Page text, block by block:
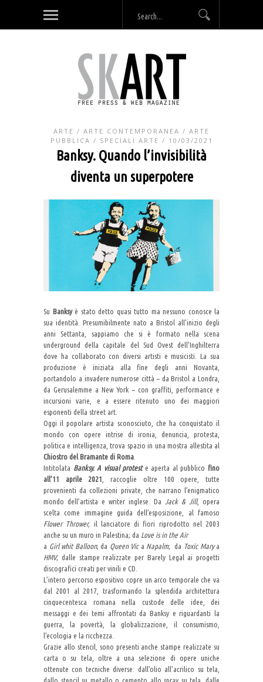
ARTE / ARTE CONTEMPORANEA / ARTE
PUBBLICA / SPECIALI ARTE / 10/03/2021
Banksy. Quando l’invisibilità
diventa un superpotere
Su Banksyè stato detto quasi tutto ma nessuno conosce la
sua identità. Presumibilmente nato a Bristol all’inizio degli
anni Settanta, sappiamo che si è formato nella scena
underground della capitale del Sud Ovest dell’Inghilterra
dove ha collaborato con diversi artisti e musicisti. La sua
produzione è iniziata alla fine degli anni Novanta,
portandolo a invadere numerose città – da Bristol a Londra,
da Gerusalemme a New York – con graffiti, performance e
incursioni varie, e a essere ritenuto uno dei maggiori
esponenti della street art.
Oggi il popolare artista sconosciuto, che ha conquistato il
mondo con opere intrise di ironia, denuncia, protesta,
politica e intelligenza, trova spazio in una mostra allestita al
Chiostro del Bramante di Roma
Intitolata Banksy. A visual proteste aperta al pubblico fino
all’11 aprile 2021
, raccoglie oltre 100 opere, tutte
provenienti da collezioni private, che narrano l’enigmatico
mondo dell’artista e writer inglese. Da
Jack & Jill, opera
scelta come immagine guida dell’esposizione, al famoso
Flower Thrower, il lanciatore di fiori riprodotto nel 2003
anche su un muro in Palestina; da Love is in the Air
a Girl whit Balloon; da Queen Vica Napalm; da Toxic Marya
HMV; dalle stampe realizzate per Barely Legal ai progetti
discografici creati per vinili e CD.
L’intero percorso espositivo copre un arco temporale che va
dal 2001 al 2017, trasformando la splendida architettura
cinquecentesca romana nella custode delle idee, dei
messaggi e dei temi affrontati da Banksy e riguardanti la
guerra, la povertà, la globalizzazione, il consumismo,
l’ecologia e la ricchezza.
Grazie allo stencil, sono presenti anche stampe realizzate su
carta o su tela, oltre a una selezione di opere uniche
ottenute con tecniche diverse: dall’olio all’acrilico su tela,